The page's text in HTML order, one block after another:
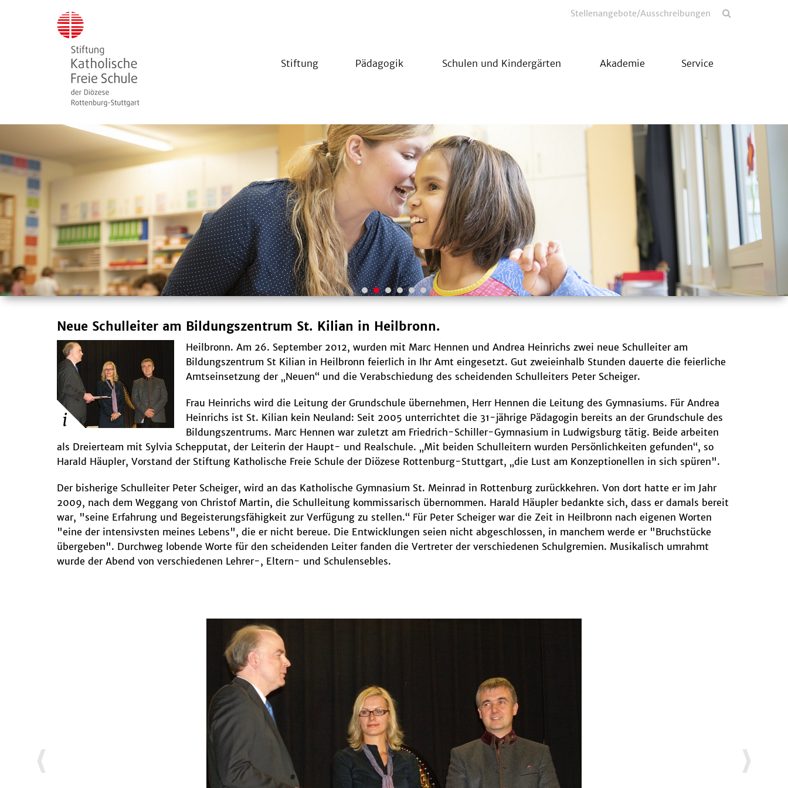
Stellenangebote/Ausschreibungen
Stiftung Pädagogik Schulen und Kindergärten Akademie Service
Neue Schulleiter am Bildungszentrum St. Kilian in Heilbronn.
Heilbronn. Am 26. September 2012, wurden mit Marc Hennen und Andrea Heinrichs zwei neue Schulleiter am
Bildungszentrum St Kilian in Heilbronn feierlich in Ihr Amt eingesetzt. Gut zweieinhalb Stunden dauerte die feierliche
Amtseinsetzung der „Neuen“ und die Verabschiedung des scheidenden Schulleiters Peter Scheiger.
Frau Heinrichs wird die Leitung der Grundschule übernehmen, Herr Hennen die Leitung des Gymnasiums. Für Andrea
Heinrichs ist St. Kilian kein Neuland: Seit 2005 unterrichtet die 31-jährige Pädagogin bereits an der Grundschule des
Bildungszentrums. Marc Hennen war zuletzt am Friedrich-Schiller-Gymnasium in Ludwigsburg tätig. Beide arbeiten
als Dreierteam mit Sylvia Schepputat, der Leiterin der Haupt- und Realschule. „Mit beiden Schulleitern wurden Persönlichkeiten gefunden“, so
Harald Häupler, Vorstand der Stiftung Katholische Freie Schule der Diözese Rottenburg-Stuttgart, „die Lust am Konzeptionellen in sich spüren".
Der bisherige Schulleiter Peter Scheiger, wird an das Katholische Gymnasium St. Meinrad in Rottenburg zurückkehren. Von dort hatte er im Jahr
2009, nach dem Weggang von Christof Martin, die Schulleitung kommissarisch übernommen. Harald Häupler bedankte sich, dass er damals bereit
war, "seine Erfahrung und Begeisterungsfähigkeit zur Verfügung zu stellen.“ Für Peter Scheiger war die Zeit in Heilbronn nach eigenen Worten
"eine der intensivsten meines Lebens", die er nicht bereue. Die Entwicklungen seien nicht abgeschlossen, in manchem werde er "Bruchstücke
übergeben". Durchweg lobende Worte für den scheidenden Leiter fanden die Vertreter der verschiedenen Schulgremien. Musikalisch umrahmt
wurde der Abend von verschiedenen Lehrer-, Eltern- und Schulensebles.